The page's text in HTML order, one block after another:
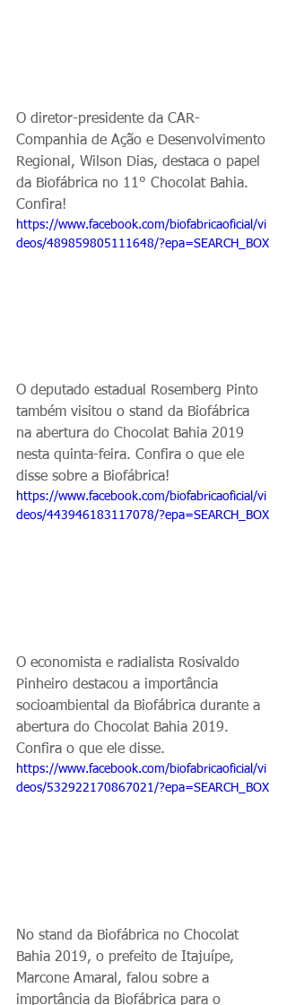
O diretor-presidente da CAR-
Companhia de Ação e Desenvolvimento
Regional, Wilson Dias, destaca o papel
da Biofábrica no 11° Chocolat Bahia.
Confira!
https://www.facebook.com/biofabricaoficial/vi
deos/489859805111648/?epa=SEARCH_BOX
O deputado estadual Rosemberg Pinto
também visitou o stand da Biofábrica
na abertura do Chocolat Bahia 2019
nesta quinta-feira. Confira o que ele
disse sobre a Biofábrica!
https://www.facebook.com/biofabricaoficial/vi
deos/443946183117078/?epa=SEARCH_BOX
O economista e radialista Rosivaldo
Pinheiro destacou a importância
socioambiental da Biofábrica durante a
abertura do Chocolat Bahia 2019.
Confira o que ele disse.
https://www.facebook.com/biofabricaoficial/vi
deos/532922170867021/?epa=SEARCH_BOX
No stand da Biofábrica no Chocolat
Bahia 2019, o prefeito de Itajuípe,
Marcone Amaral, falou sobre a
importância da Biofábrica para o